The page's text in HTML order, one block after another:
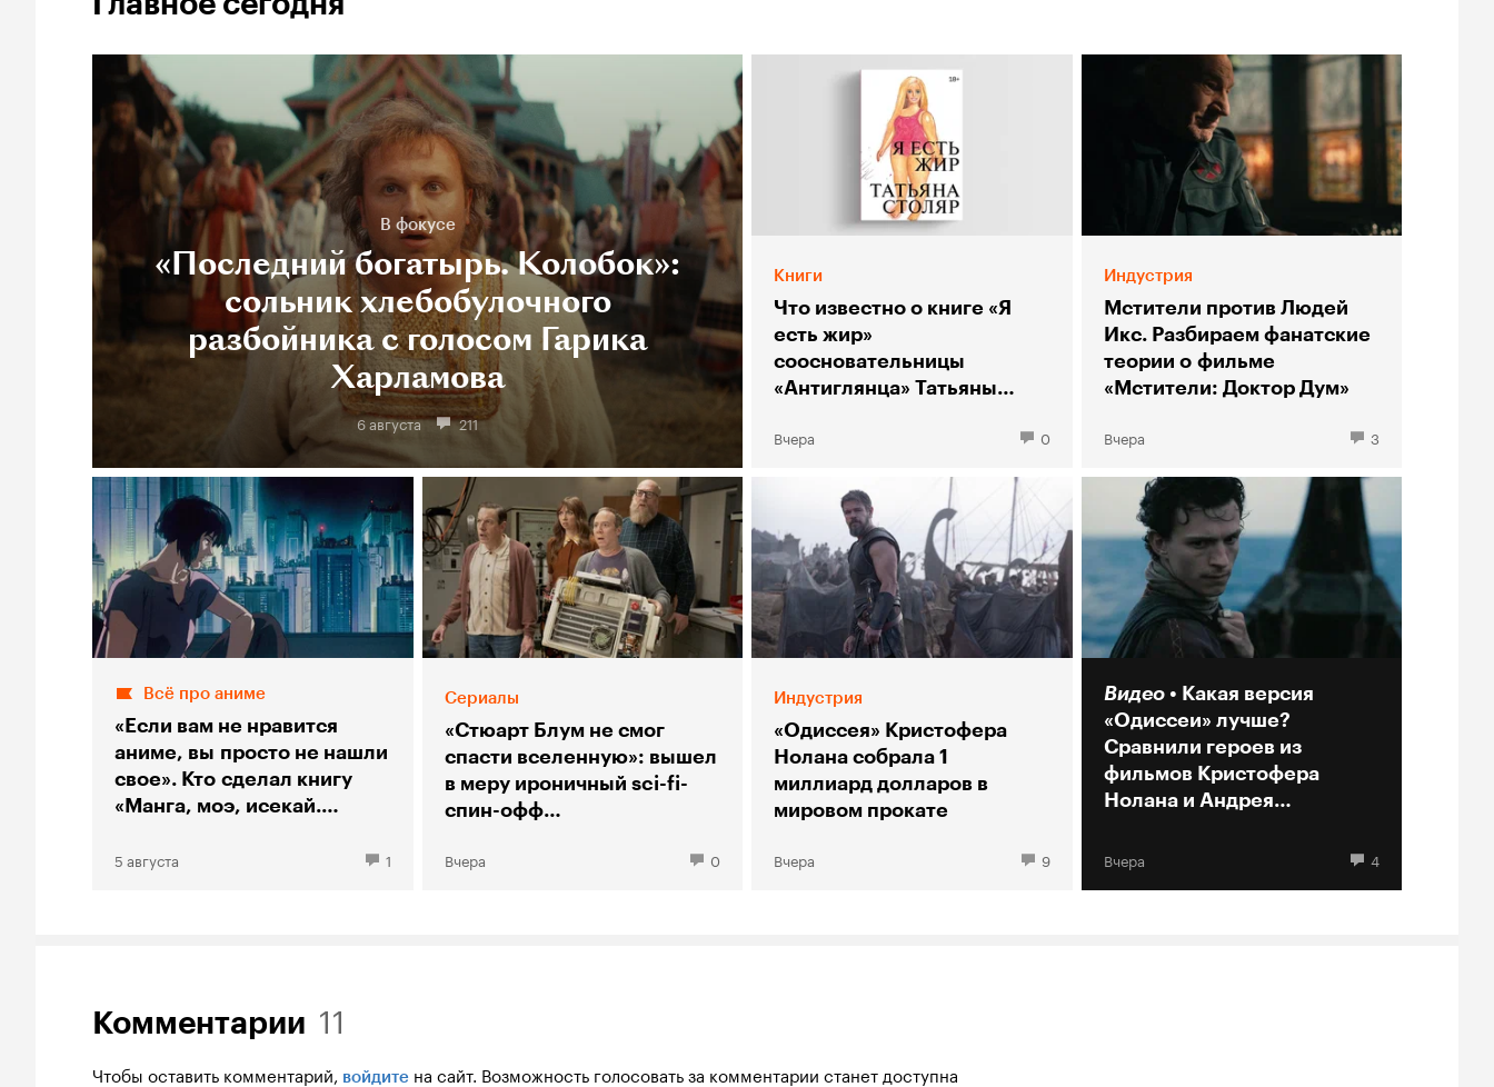
В фокусе
«Последний богатырь. Колобок»:
сольник хлебобулочного
разбойника с голосом Гарика
Харламова
6 августа 211
Книги
Что известно о книге «Я
есть жир»
соосновательницы
«Антиглянца» Татьяны
Вчера 0
Индустрия
Мстители против Людей
Икс. Разбираем фанатские
теории о фильме
«Мстители: Доктор Дум»
Вчера 3
Всё про аниме
«Если вам не нравится
аниме, вы просто не нашли
свое». Кто сделал книгу
«Манга, моэ, исекай.
5 августа 1
Сериалы
«Стюарт Блум не смог
спасти вселенную»: вышел
в меру ироничный sci-fi-
спин-офф
Вчера 0
Индустрия
«Одиссея» Кристофера
Нолана собрала 1
миллиард долларов в
мировом прокате
Вчера 9
Видео
Какая версия
«Одиссеи» лучше?
Сравнили героев из
фильмов Кристофера
Нолана и Андрея
Вчера 4
Комментарии 11
Чтобы оставить комментарий, войдите на сайт. Возможность голосовать за комментарии станет доступна